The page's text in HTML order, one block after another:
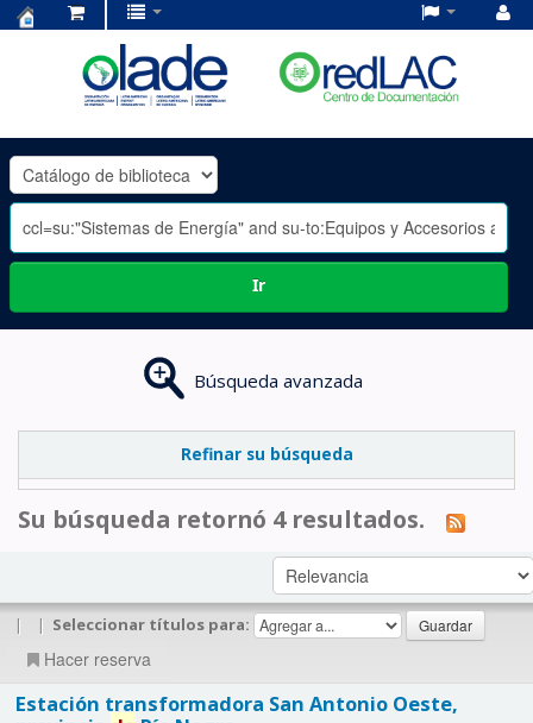
OLADE
-
Ir
Búsqueda avanzada
Refinar su búsqueda
Su búsqueda retornó 4 resultados.
| | Seleccionar títulos para:
Hacer reserva
Estación transformadora San Antonio Oeste,